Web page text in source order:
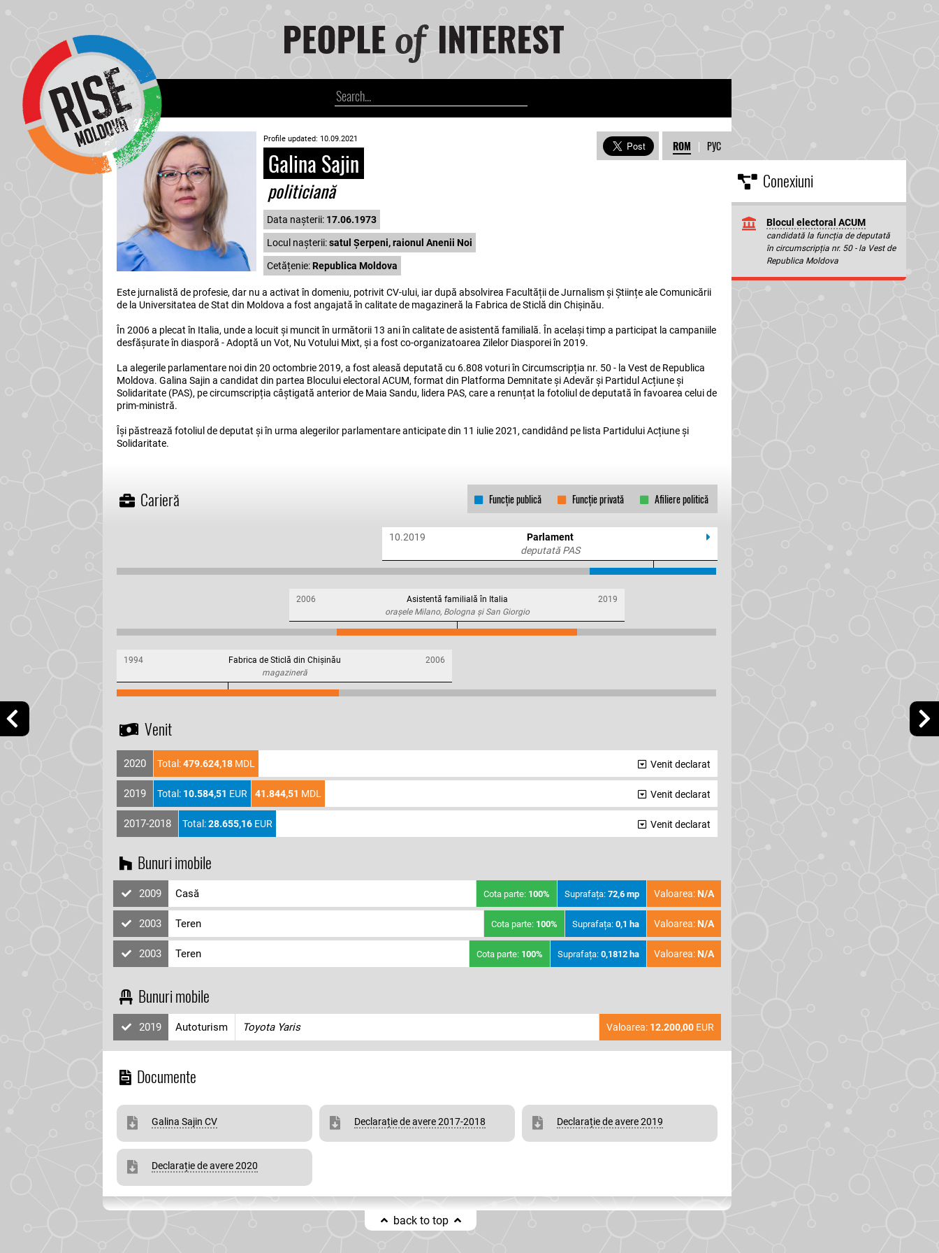
РУС
|
ROM
Profile updated: 10.09.2021
Galina Sajin
politiciană
Data nașterii: 17.06.1973
Locul nașterii:satul Șerpeni, raionul Anenii Noi
Cetățenie: Republica Moldova
Este jurnalistă de profesie, dar nu a activat în domeniu, potrivit CV-ului, iar după absolvirea Facultății de Jurnalism și Științe ale Comunicării
de la Universitatea de Stat din Moldova a fost angajată în calitate de magazineră la Fabrica de Sticlă din Chișinău.
În 2006 a plecat în Italia, unde a locuit și muncit în următorii 13 ani în calitate de asistentă familială. În același timp a participat la campaniile
desfășurate în diasporă - Adoptă un Vot, Nu Votului Mixt, și a fost co-organizatoarea Zilelor Diasporei în 2019.
La alegerile parlamentare noi din 20 octombrie 2019, a fost aleasă deputată cu 6.808 voturi în Circumscripția nr. 50 - la Vest de Republica
Moldova. Galina Sajin a candidat din partea Blocului electoral ACUM, format din Platforma Demnitate și Adevăr și Partidul Acțiune și
Solidaritate (PAS), pe circumscripția câștigată anterior de Maia Sandu, lidera PAS, care a renunțat la fotoliul de deputată în favoarea celui de
prim-ministră.
Își păstrează fotoliul de deputat și în urma alegerilor parlamentare anticipate din 11 iulie 2021, candidând pe lista Partidului Acțiune și
Solidaritate.
Afiliere politică
Funcție privată
Funcție publică
Carieră
10.2019
Parlament
deputată PAS
2006 Asistentă familială în Italia
2019
orașele Milano, Bologna și San Giorgio
1994 Fabrica de Sticlă din Chișinău
2006
magazineră
Venit
2020 Total:479.624,18 MDL Venit declarat
2019 Total: 10.584,51 EUR 41.844,51 MDL Venit declarat
2017-2018 Total:28.655,16 EUR Venit declarat
Bunuri imobile
2009 Casă Valoarea: N/A
Suprafața: 72,6 mp
Cota parte: 100%
2003 Teren Valoarea: N/A
Suprafața: 0,1 ha
Cota parte: 100%
2003 Teren Valoarea: N/A
Suprafața: 0,1812 ha
Cota parte: 100%
Bunuri mobile
2019 Autoturism Toyota Yaris Valoarea: 12.200,00 EUR
Documente
Galina Sajin CV Declarație de avere 2017-2018 Declarație de avere 2019
Declarație de avere 2020
back to top
Conexiuni
Blocul electoral ACUM
candidată la funcția de deputată
în circumscripția nr. 50 - la Vest de
Republica Moldova